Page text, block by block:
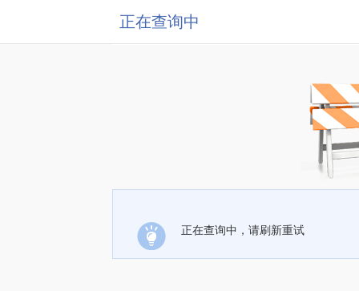
正在查询中
正在查询中，请刷新重试